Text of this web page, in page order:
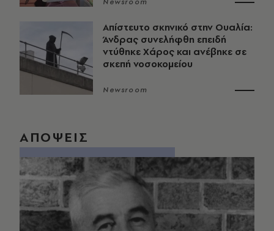
Απίστευτο σκηνικό στην Ουαλία:
Άνδρας συνελήφθη επειδή
ντύθηκε Χάρος και ανέβηκε σε
σκεπή νοσοκομείου
Newsroom
ΑΠΟΨΕΙΣ